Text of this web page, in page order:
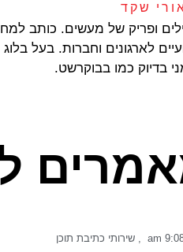
שקד
לארגונים וחברות. בעל
בדיוק כמו בבוקרשט.
9:08 שירותי כתיבת תוכן